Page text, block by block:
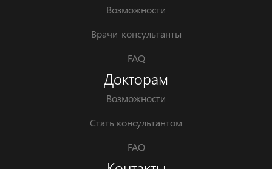
Возможности
Врачи-консультанты
FAQ
Докторам
Возможности
Стать консультантом
FAQ